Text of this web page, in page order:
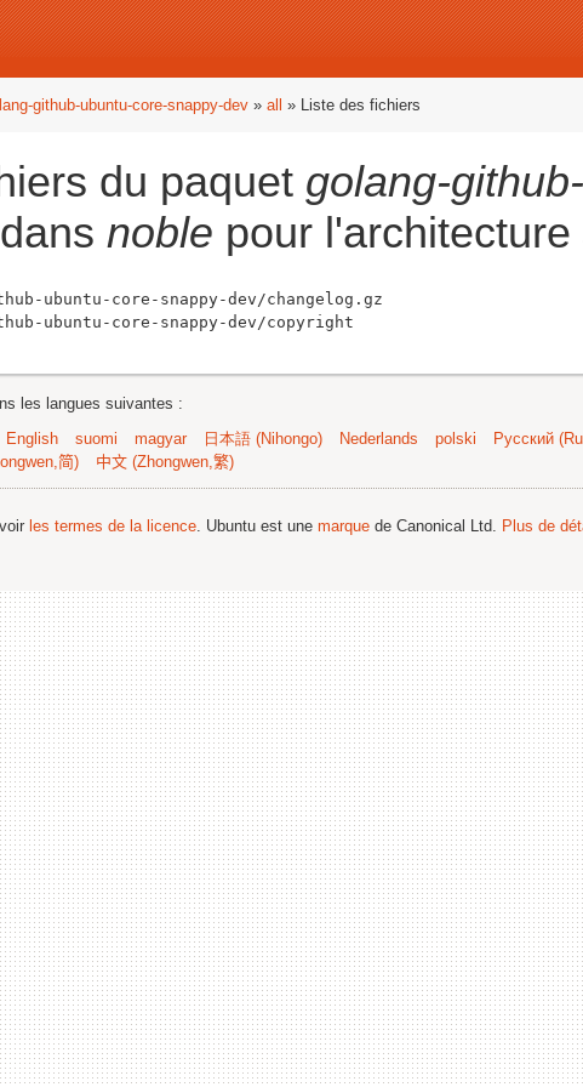
github-ubuntu-core-snappy-dev » all » Liste des fichiers
du paquet golang-
noble pour l'architecture
ubuntu-core-snappy-dev/changelog.gz
les langues suivantes :
English suomi magyar 日本語 (Nihongo) Nederlands polski Русский
简) 中文 (Zhongwen,繁)
les termes de la licence. Ubuntu est une marque de Canonical Ltd. Plus de